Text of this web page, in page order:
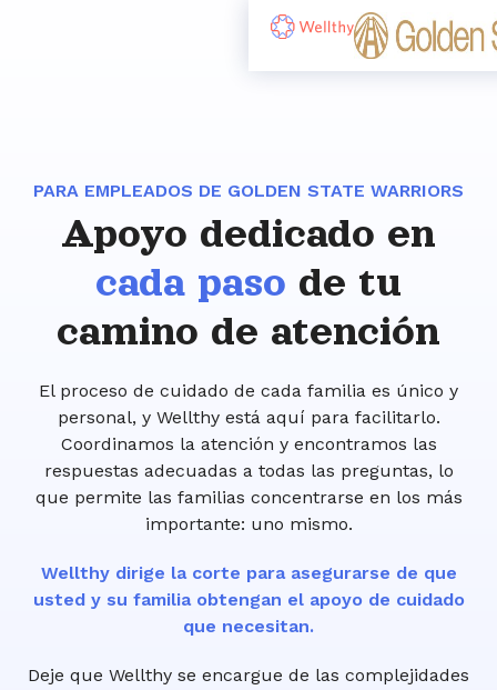
PARA EMPLEADOS DE GOLDEN STATE WARRIORS
Apoyo dedicado en
cada paso de tu
camino de atención
El proceso de cuidado de cada familia es único y
personal, y Wellthy está aquí para facilitarlo.
Coordinamos la atención y encontramos las
respuestas adecuadas a todas las preguntas, lo
que permite las familias concentrarse en los más
importante: uno mismo.
Wellthy dirige la corte para asegurarse de que
usted y su familia obtengan el apoyo de cuidado
que necesitan.
Deje que Wellthy se encargue de las complejidades